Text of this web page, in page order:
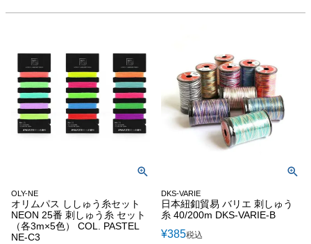
OLY-NE
オリムパス ししゅう糸セット
NEON 25番 刺しゅう糸 セット
（各3m×5色） COL. PASTEL
NE-C3
DKS-VARIE
日本紐釦貿易 バリエ 刺しゅう
糸 40/200m DKS-VARIE-B
¥385税込